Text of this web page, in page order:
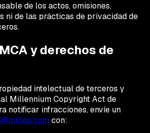
de los actos, omisiones,
ni de las prácticas de privacidad de
y derechos de
intelectual de terceros y
Millennium Copyright Act de
notificar infracciones, envíe un
con: